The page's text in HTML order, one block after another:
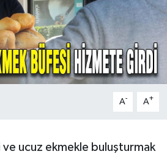
A- A+
ve ucuz ekmekle buluşturmak